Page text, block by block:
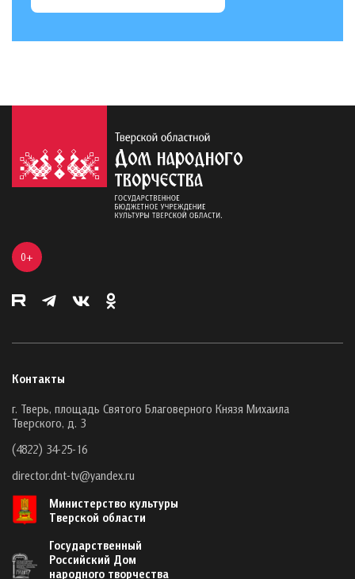
0+
Контакты
г. Тверь, площадь Святого Благоверного Князя Михаила
Тверского, д. 3
(4822) 34-25-16
director.dnt-tv@yandex.ru
Министерство культуры
Тверской области
Государственный
Российский Дом
народного творчества